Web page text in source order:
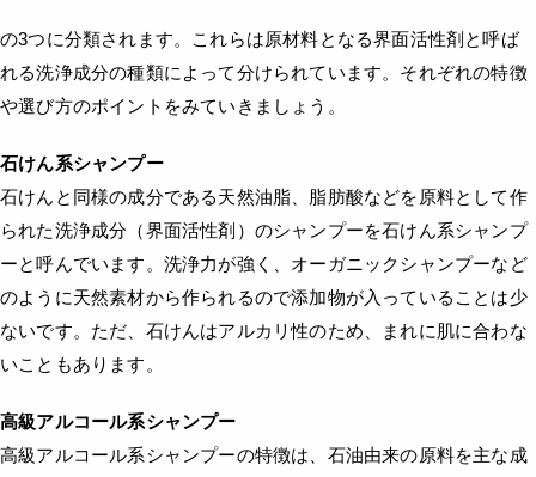
の3つに分類されます。これらは原材料となる界面活性剤と呼ば
れる洗浄成分の種類によって分けられています。それぞれの特徴
や選び方のポイントをみていきましょう。
石けん系シャンプー
石けんと同様の成分である天然油脂、脂肪酸などを原料として作
られた洗浄成分（界面活性剤）のシャンプーを石けん系シャンプ
ーと呼んでいます。洗浄力が強く、オーガニックシャンプーなど
のように天然素材から作られるので添加物が入っていることは少
ないです。ただ、石けんはアルカリ性のため、まれに肌に合わな
いこともあります。
高級アルコール系シャンプー
高級アルコール系シャンプーの特徴は、石油由来の原料を主な成